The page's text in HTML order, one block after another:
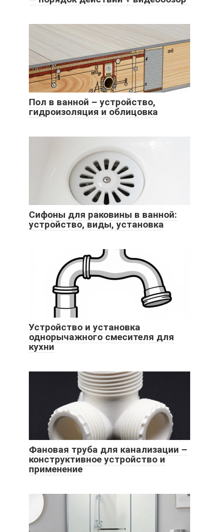
Пол в ванной – устройство,
гидроизоляция и облицовка
Сифоны для раковины в ванной:
устройство, виды, установка
Устройство и установка
однорычажного смесителя для
кухни
Фановая труба для канализации –
конструктивное устройство и
применение